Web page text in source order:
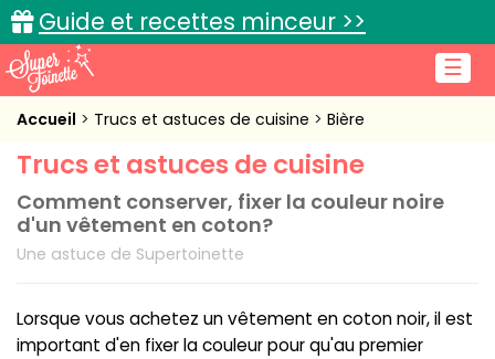
☰
Guide et recettes minceur >>
Accueil
Recettes de cuisine
Cuisine pratique
L'actu cuisine
Accueil Trucs et astuces de cuisine Bière
Trucs et astuces de cuisine
Comment conserver, fixer la couleur noire
d'un vêtement en coton?
Une astuce de Supertoinette
Lorsque vous achetez un vêtement en coton noir, il est
important d'en fixer la couleur pour qu'au premier